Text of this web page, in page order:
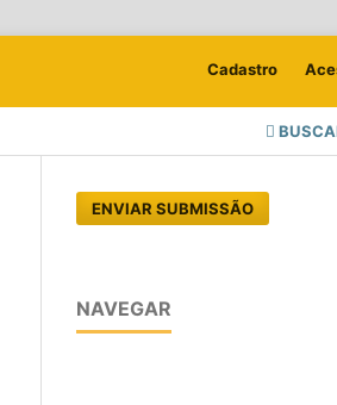
Cadastro
ENVIAR SUBMISSÃO
NAVEGAR